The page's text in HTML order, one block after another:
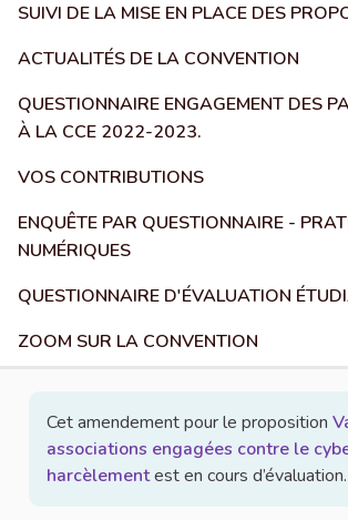
SUIVI DE LA MISE EN PLACE DES
ACTUALITÉS DE LA CONVENTION
QUESTIONNAIRE ENGAGEMENT DES
À LA CCE 2022-2023.
VOS CONTRIBUTIONS
ENQUÊTE PAR QUESTIONNAIRE -
NUMÉRIQUES
QUESTIONNAIRE D'ÉVALUATION
ZOOM SUR LA CONVENTION
Cet amendement pour le proposition
associations engagées contre le
harcèlementest en cours d’évaluation.